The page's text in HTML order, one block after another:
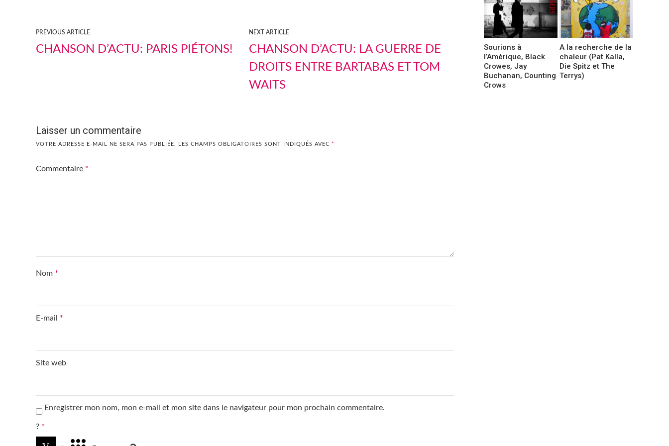
PREVIOUS ARTICLE
CHANSON D’ACTU: PARIS PIÉTONS!
NEXT ARTICLE
CHANSON D’ACTU: LA GUERRE DE
DROITS ENTRE BARTABAS ET TOM
WAITS
Laisser un commentaire
VOTRE ADRESSE E-MAIL NE SERA PAS PUBLIÉE. LES CHAMPS OBLIGATOIRES SONT INDIQUÉS AVEC *
Commentaire *
Nom *
E-mail *
Site web
Enregistrer mon nom, mon e-mail et mon site dans le navigateur pour mon prochain commentaire.
? *
Sourions à
l’Amérique, Black
Crowes, Jay
Buchanan, Counting
Crows
A la recherche de la
chaleur (Pat Kalla,
Die Spitz et The
Terrys)